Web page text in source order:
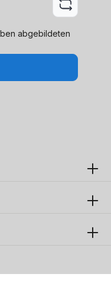
abgebildeten